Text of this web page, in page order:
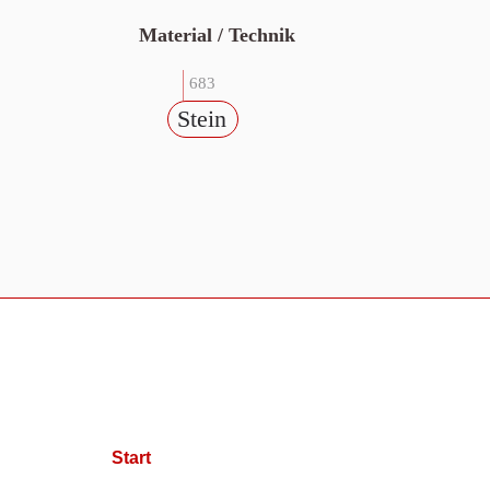
Material / Technik
683
Stein
Start